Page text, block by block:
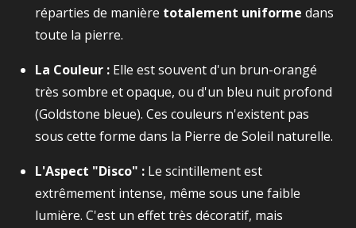
réparties de manière totalement uniforme dans
toute la pierre.
La Couleur : Elle est souvent d'un brun-orangé
très sombre et opaque, ou d'un bleu nuit profond
(Goldstone bleue). Ces couleurs n'existent pas
sous cette forme dans la Pierre de Soleil naturelle.
L'Aspect "Disco" : Le scintillement est
extrêmement intense, même sous une faible
lumière. C'est un effet très décoratif, mais